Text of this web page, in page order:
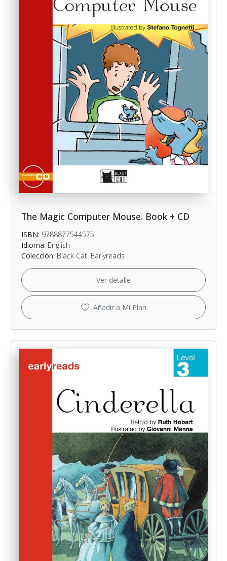
The Magic Computer Mouse. Book + CD
ISBN: 9788877544575
Idioma: English
Colección: Black Cat. Earlyreads
Ver detalle
Añadir a Mi Plan